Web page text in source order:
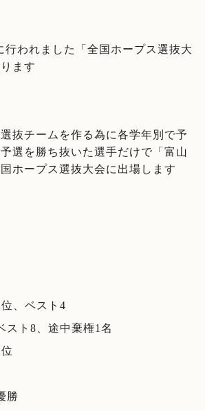
行われました「全国ホープス選抜大
ます
抜チームを作る為に各学年別で予
選を勝ち抜いた選手だけで「富山
ホープス選抜大会に出場します
、ベスト4
スト8、途中棄権1名
勝